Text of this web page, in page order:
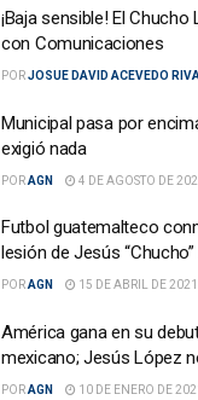
¡Baja sensible! El
con Comunicaciones
PORJOSUE DAVID ACEVEDO
Municipal pasa por
exigió nada
PORAGN 4 DE AGOSTO DE
Futbol guatemalteco
lesión de Jesús
PORAGN 15 DE ABRIL DE 2021
América gana en su
mexicano; Jesús López
PORAGN 10 DE ENERO DE